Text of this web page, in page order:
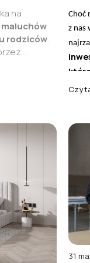
na
rodziców.
rosną, a
Choć
z nas
w
31